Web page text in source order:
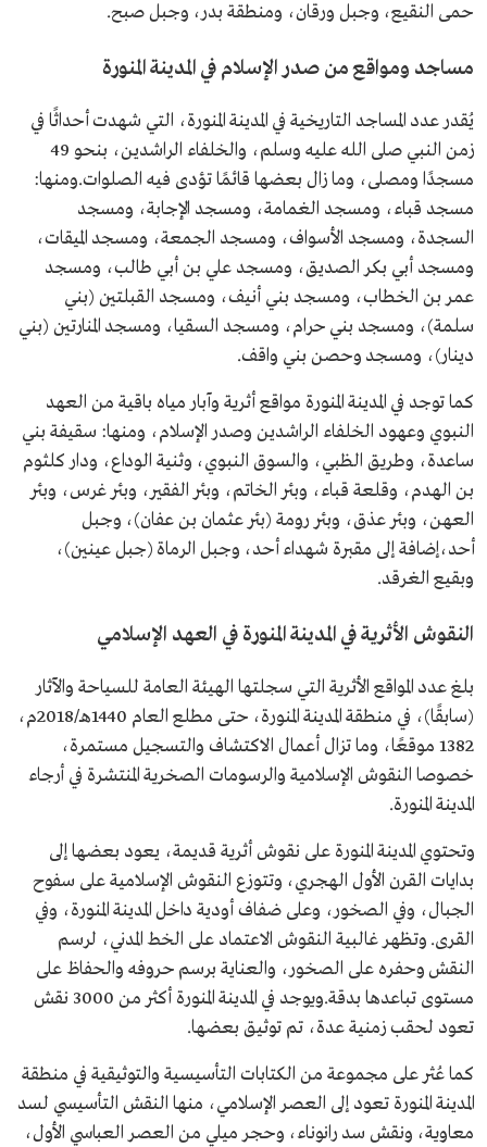
حمى النقيع، وجبل ورقان، ومنطقة بدر، وجبل صبح.
مساجد ومواقع من صدر الإسلام في المدينة المنورة
يُقدر عدد المساجد التاريخية في المدينة المنورة، التي شهدت أحداثًا في
زمن النبي صلى الله عليه وسلم، والخلفاء الراشدين، بنحو 49
مسجدًا ومصلى، وما زال بعضها قائمًا تؤدى فيه الصلوات.ومنها:
مسجد قباء، ومسجد الغمامة، ومسجد الإجابة، ومسجد
السجدة، ومسجد الأسواف، ومسجد الجمعة، ومسجد الميقات،
ومسجد أبي بكر الصديق، ومسجد علي بن أبي طالب، ومسجد
عمر بن الخطاب، ومسجد بني أنيف، ومسجد القبلتين (بني
سلمة)، ومسجد بني حرام، ومسجد السقيا، ومسجد المنارتين (بني
دينار)، ومسجد وحصن بني واقف.
كما توجد في المدينة المنورة مواقع أثرية وآبار مياه باقية من العهد
النبوي وعهود الخلفاء الراشدين وصدر الإسلام، ومنها: سقيفة بني
ساعدة، وطريق الظبي، والسوق النبوي، وثنية الوداع، ودار كلثوم
بن الهدم، وقلعة قباء، وبئر الخاتم، وبئر الفقير، وبئر غرس، وبئر
العهن، وبئر عذق، وبئر رومة (بئر عثمان بن عفان)، وجبل
أحد،إضافة إلى مقبرة شهداء أحد، وجبل الرماة (جبل عينين)،
وبقيع الغرقد.
النقوش الأثرية في المدينة المنورة في العهد الإسلامي
بلغ عدد المواقع الأثرية التي سجلتها الهيئة العامة للسياحة والآثار
(سابقًا)، في منطقة المدينة المنورة، حتى مطلع العام 1440هـ/2018م،
1382 موقعًا، وما تزال أعمال الاكتشاف والتسجيل مستمرة،
خصوصا النقوش الإسلامية والرسومات الصخرية المنتشرة في أرجاء
المدينة المنورة.
وتحتوي المدينة المنورة على نقوش أثرية قديمة، يعود بعضها إلى
بدايات القرن الأول الهجري، وتتوزع النقوش الإسلامية على سفوح
الجبال، وفي الصخور، وعلى ضفاف أودية داخل المدينة المنورة، وفي
القرى. وتظهر غالبية النقوش الاعتماد على الخط المدني، لرسم
النقش وحفره على الصخور، والعناية برسم حروفه والحفاظ على
مستوى تباعدها بدقة.ويوجد في المدينة المنورة أكثر من 3000 نقش
تعود لحقب زمنية عدة، تم توثيق بعضها.
كما عُثر على مجموعة من الكتابات التأسيسية والتوثيقية في منطقة
المدينة المنورة تعود إلى العصر الإسلامي، منها النقش التأسيسي لسد
معاوية، ونقش سد رانوناء، وحجر ميلي من العصر العباسي الأول،